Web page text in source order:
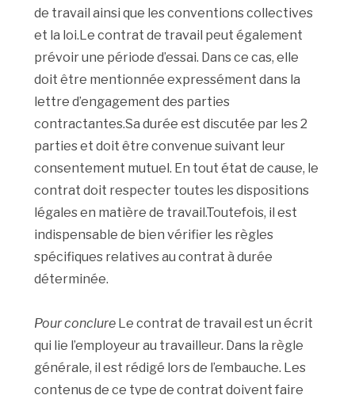
de travail ainsi que les conventions collectives
et la loi.Le contrat de travail peut également
prévoir une période d’essai. Dans ce cas, elle
doit être mentionnée expressément dans la
lettre d’engagement des parties
contractantes.Sa durée est discutée par les 2
parties et doit être convenue suivant leur
consentement mutuel. En tout état de cause, le
contrat doit respecter toutes les dispositions
légales en matière de travail.Toutefois, il est
indispensable de bien vérifier les règles
spécifiques relatives au contrat à durée
déterminée.
Pour conclure Le contrat de travail est un écrit
qui lie l’employeur au travailleur. Dans la règle
générale, il est rédigé lors de l’embauche. Les
contenus de ce type de contrat doivent faire